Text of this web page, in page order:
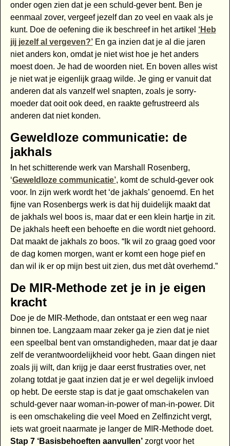
onder ogen zien dat je een schuld-gever bent. Ben je
eenmaal zover, vergeef jezelf dan zo veel en vaak als je
kunt. Doe de oefening die ik beschreef in het artikel ‘Heb
jij jezelf al vergeven?’En ga inzien dat je al die jaren
niet anders kon, omdat je niet wist hoe je het anders
moest doen. Je had de woorden niet. En boven alles wist
je niet wat je eigenlijk graag wilde. Je ging er vanuit dat
anderen dat als vanzelf wel snapten, zoals je sorry-
moeder dat ooit ook deed, en raakte gefrustreerd als
anderen dat niet konden.
Geweldloze communicatie: de
jakhals
In het schitterende werk van Marshall Rosenberg,
‘Geweldloze communicatie’, komt de schuld-gever ook
voor. In zijn werk wordt het ‘de jakhals’ genoemd. En het
fijne van Rosenbergs werk is dat hij duidelijk maakt dat
de jakhals wel boos is, maar dat er een klein hartje in zit.
De jakhals heeft een behoefte en die wordt niet gehoord.
Dat maakt de jakhals zo boos. “Ik wil zo graag goed voor
de dag komen morgen, want er komt een hoge pief en
dan wil ik er op mijn best uit zien, dus met dàt overhemd.”
De MIR-Methode zet je in je eigen
kracht
Doe je de MIR-Methode, dan ontstaat er een weg naar
binnen toe. Langzaam maar zeker ga je zien dat je niet
een speelbal bent van omstandigheden, maar dat je daar
zelf de verantwoordelijkheid voor hebt. Gaan dingen niet
zoals jij wilt, dan krijg je daar eerst frustraties over, net
zolang totdat je gaat inzien dat je er wel degelijk invloed
op hebt. De eerste stap is dat je gaat omschakelen van
schuld-gever naar woman-in-power of man-in-power. Dit
is een omschakeling die veel Moed en Zelfinzicht vergt,
iets wat groeit naarmate je langer de MIR-Methode doet.
Stap 7 ‘Basisbehoeften aanvullen’zorgt voor het